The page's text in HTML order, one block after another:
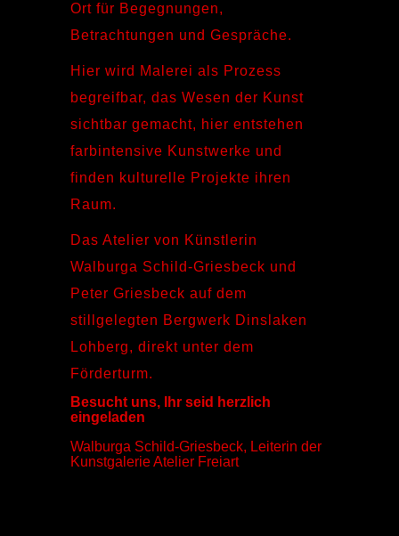
Ort für Begegnungen,
Betrachtungen und Gespräche.
Hier wird Malerei als Prozess
begreifbar, das Wesen der Kunst
sichtbar gemacht, hier entstehen
farbintensive Kunstwerke und
finden kulturelle Projekte ihren
Raum.
Das Atelier von Künstlerin
Walburga Schild-Griesbeck und
Peter Griesbeck auf dem
stillgelegten Bergwerk Dinslaken
Lohberg, direkt unter dem
Förderturm.
Besucht uns, Ihr seid herzlich
eingeladen
Walburga Schild-Griesbeck, Leiterin der
Kunstgalerie Atelier Freiart